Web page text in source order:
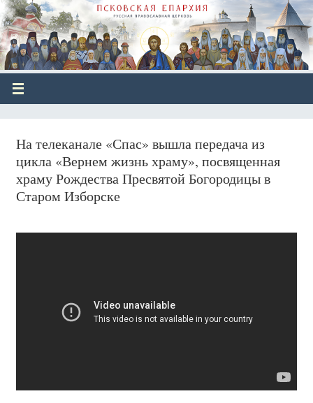
На телеканале «Спас» вышла передача из
цикла «Вернем жизнь храму», посвященная
храму Рождества Пресвятой Богородицы в
Старом Изборске